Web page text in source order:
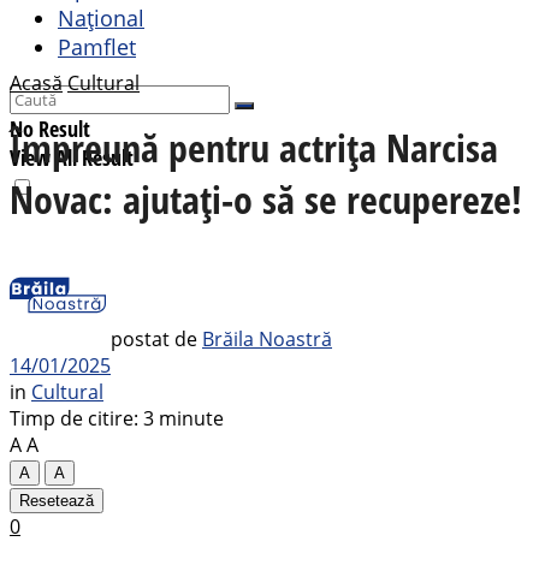
Național
Pamflet
No Result
View All Result
AcasăCultural
Împreună pentru actrița Narcisa
Novac: ajutați-o să se recupereze!
postat de Brăila Noastră
14/01/2025
in Cultural
Timp de citire: 3 minute
AA
A
A
Resetează
0